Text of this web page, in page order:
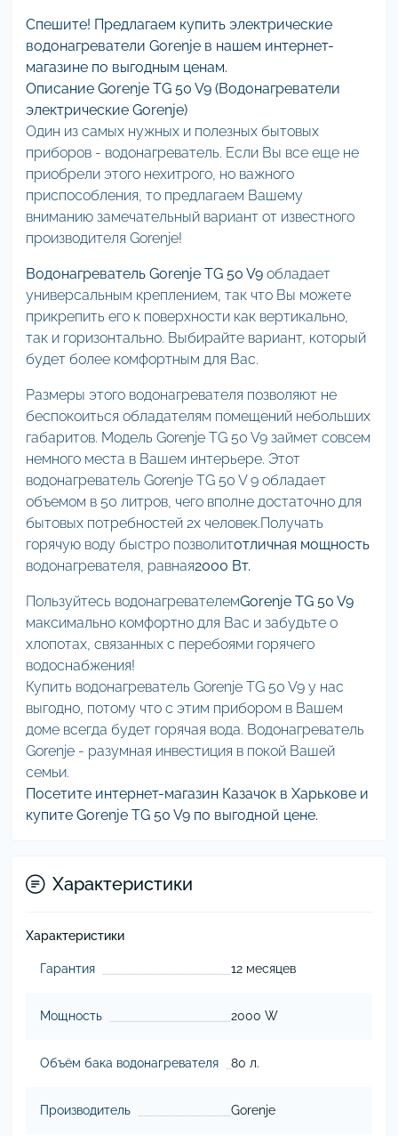
Спешите! Предлагаем купить электрические
водонагреватели Gorenje в нашем интернет-
магазине по выгодным ценам.
Описание Gorenje TG 50 V9 (Водонагреватели
электрические Gorenje)
Один из самых нужных и полезных бытовых
приборов - водонагреватель. Если Вы все еще не
приобрели этого нехитрого, но важного
приспособления, то предлагаем Вашему
вниманию замечательный вариант от известного
производителя Gorenje!
Водонагреватель Gorenje TG 50 V9 обладает
универсальным креплением, так что Вы можете
прикрепить его к поверхности как вертикально,
так и горизонтально. Выбирайте вариант, который
будет более комфортным для Вас.
Размеры этого водонагревателя позволяют не
беспокоиться обладателям помещений небольших
габаритов. Модель Gorenje TG 50 V9 займет совсем
немного места в Вашем интерьере. Этот
водонагреватель Gorenje TG 50 V 9 обладает
объемом в 50 литров, чего вполне достаточно для
бытовых потребностей 2х человек.Получать
горячую воду быстро позволитотличная мощность
водонагревателя, равная2000 Вт.
Пользуйтесь водонагревателемGorenje TG 50 V9
максимально комфортно для Вас и забудьте о
хлопотах, связанных с перебоями горячего
водоснабжения!
Купить водонагреватель Gorenje TG 50 V9 у нас
выгодно, потому что с этим прибором в Вашем
доме всегда будет горячая вода. Водонагреватель
Gorenje - разумная инвестиция в покой Вашей
семьи.
Посетите интернет-магазин Казачок в Харькове и
купите Gorenje TG 50 V9 по выгодной цене.
Характеристики
Характеристики
Гарантия 12 месяцев
Мощность 2000 W
Объём бака водонагревателя 80 л.
Производитель Gorenje